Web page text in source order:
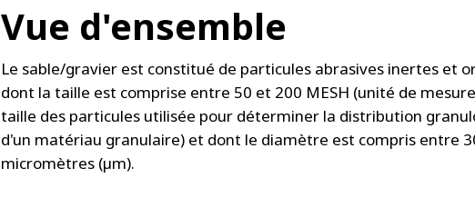
Vue d'ensemble
Le sable/gravier est constitué de particules abrasives inertes et
dont la taille est comprise entre 50 et 200 MESH (unité de
taille des particules utilisée pour déterminer la distribution
d'un matériau granulaire) et dont le diamètre est compris entre
micromètres (µm).